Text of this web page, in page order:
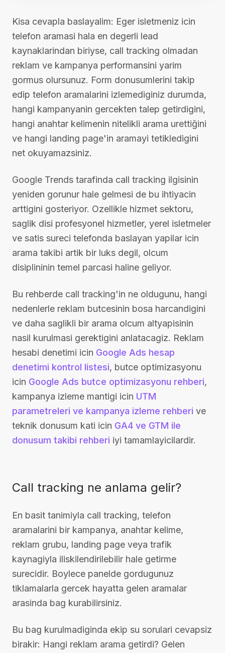
Kisa cevapla baslayalim: Eger isletmeniz icin
telefon aramasi hala en degerli lead
kaynaklarindan biriyse, call tracking olmadan
reklam ve kampanya performansini yarim
gormus olursunuz. Form donusumlerini takip
edip telefon aramalarini izlemediginiz durumda,
hangi kampanyanin gercekten talep getirdigini,
hangi anahtar kelimenin nitelikli arama urettiğini
ve hangi landing page'in aramayi tetikledigini
net okuyamazsiniz.
Google Trends tarafinda call tracking ilgisinin
yeniden gorunur hale gelmesi de bu ihtiyacin
arttigini gosteriyor. Ozellikle hizmet sektoru,
saglik disi profesyonel hizmetler, yerel isletmeler
ve satis sureci telefonda baslayan yapilar icin
arama takibi artik bir luks degil, olcum
disiplininin temel parcasi haline geliyor.
Bu rehberde call tracking'in ne oldugunu, hangi
nedenlerle reklam butcesinin bosa harcandigini
ve daha saglikli bir arama olcum altyapisinin
nasil kurulmasi gerektigini anlatacagiz. Reklam
hesabi denetimi icin Google Ads hesap
denetimi kontrol listesi, butce optimizasyonu
icin Google Ads butce optimizasyonu rehberi,
kampanya izleme mantigi icin UTM
parametreleri ve kampanya izleme rehberi ve
teknik donusum kati icin GA4 ve GTM ile
donusum takibi rehberi iyi tamamlayicilardir.
Call tracking ne anlama gelir?
En basit tanimiyla call tracking, telefon
aramalarini bir kampanya, anahtar kelime,
reklam grubu, landing page veya trafik
kaynagiyla iliskilendirilebilir hale getirme
surecidir. Boylece panelde gordugunuz
tiklamalarla gercek hayatta gelen aramalar
arasinda bag kurabilirsiniz.
Bu bag kurulmadiginda ekip su sorulari cevapsiz
birakir: Hangi reklam arama getirdi? Gelen